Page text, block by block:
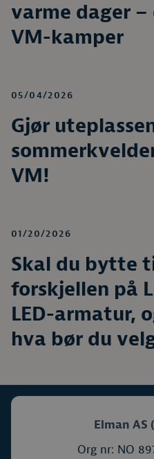
varme dager
VM-kamper
05/04/2026
Gjør
VM!
01/20/2026
Skal du bytte
forskjellen på
LED-armatur,
hva bør du
Elman AS
Org nr: NO